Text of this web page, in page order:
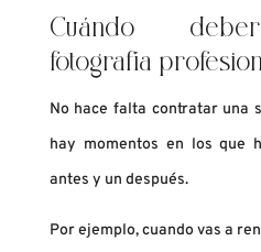
Cuándo
fotografía
No hace falta contratar una
hay momentos en los que
antes y un después.
Por ejemplo, cuando vas a